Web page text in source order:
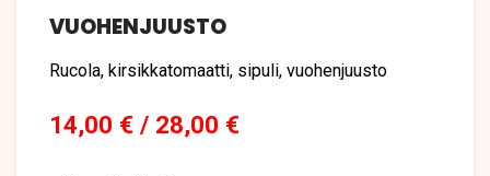
VUOHENJUUSTO
Rucola, kirsikkatomaatti, sipuli, vuohenjuusto
14,00 € / 28,00 €